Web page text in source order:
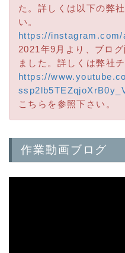
た。詳しくは以下の弊
い。
https://instagram.com/
2021年9月より、ブロ
ました。詳しくは弊社
https://
こちらを参照下さい。
作業動画ブログ